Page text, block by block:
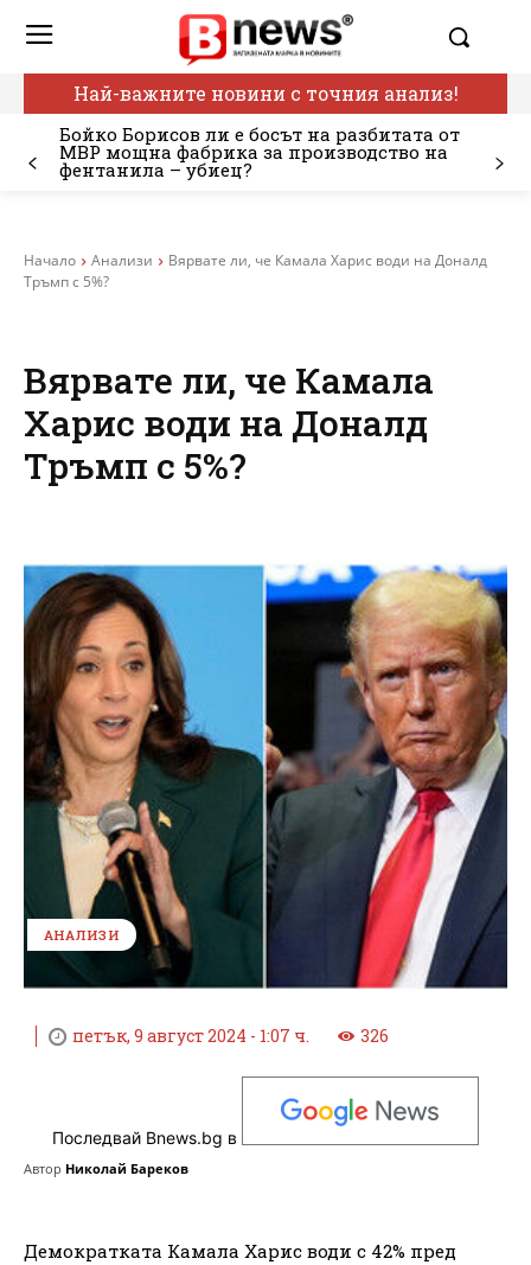
Най-важните новини с точния анализ!
Бойко Борисов ли е босът на разбитата от
МВР мощна фабрика за производство на
фентанила – убиец?
Начало Анализи
Вярвате ли, че Камала Харис води на Доналд
Тръмп с 5%?
Вярвате ли, че Камала
Харис води на Доналд
Тръмп с 5%?
АНАЛИЗИ
петък, 9 август 2024 - 1:07 ч. 326
Последвай Bnews.bg в
Автор Николай Бареков
Демократката Камала Харис води с 42% пред